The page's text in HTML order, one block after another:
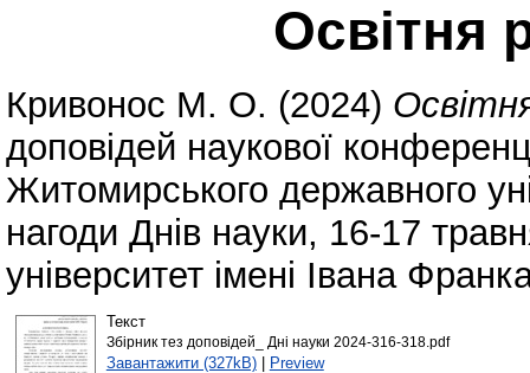
Освітня
Кривонос М. О. (2024)
доповідей наукової
Житомирського державного
нагоди Днів науки, 16-17
університет імені Івана
Текст
Збірник тез доповідей_ Дні науки 2024-316-318.pdf
Завантажити (327kB)| Preview